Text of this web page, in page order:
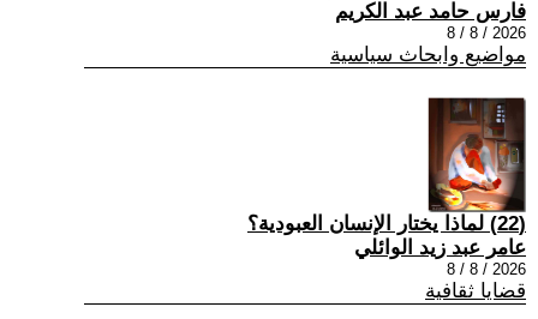
فارس حامد عبد الكريم
2026 / 8 / 8
مواضيع وابحاث سياسية
(22) لماذا يختار الإنسان العبودية؟
عامر عبد زيد الوائلي
2026 / 8 / 8
قضايا ثقافية